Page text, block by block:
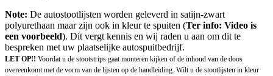
Note: De autostootlijsten worden geleverd in satijn-zwart
polyurethaan maar zijn ook in kleur te spuiten (Ter info: Video is
een voorbeeld). Dit vergt kennis en wij raden u aan om dit te
bespreken met uw plaatselijke autospuitbedrijf.
LET OP!! Voordat u de stootstrips gaat monteren kijken of de inhoud van de doos
overeenkomt met de vorm van de lijsten op de handleiding. Wilt u de stootlijsten in kleur